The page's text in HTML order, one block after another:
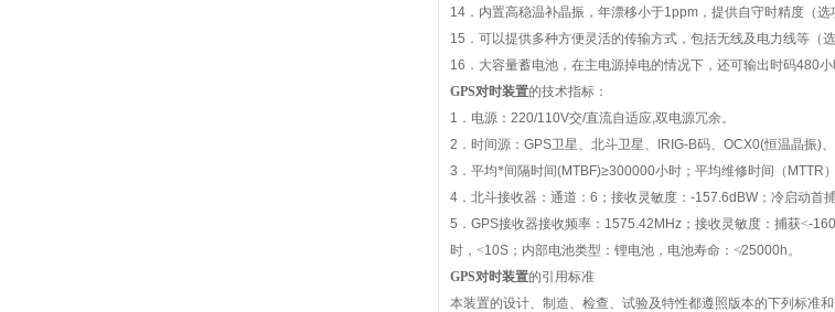
14 ．内置高稳温补晶振，年漂移小于1ppm ，提供自守时精度（选
15 ．可以提供多种方便灵活的传输方式，包括无线及电力线等（选
16 ．大容量蓄电池，在主电源掉电的情况下，还可输出时码480小
GPS对时装置的技术指标：
1 ．电源： 220/110V交/直流自适应,双电源冗余。
2 ．时间源： GPS卫星、北斗卫星、 IRIG-B码、 OCX0(恒温晶振)
3 ．平均*间隔时间(MTBF)≥300000小时；平均维修时间（ MTTR
4 ．北斗接收器：通道： 6 ；接收灵敏度： -157.6dBW ； 冷启动首
5 ． GPS接收器接收频率： 1575.42MHz ；接收灵敏度：捕获<-
时，<10S ；内部电池类型：锂电池，电池寿命：≮25000h。
GPS对时装置的引用标准
本装置的设计、制造、检查、试验及特性都遵照版本的下列标准和